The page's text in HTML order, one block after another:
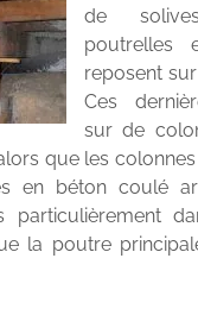
de
poutrelles
reposent
Ces
sur de
que les
en béton coulé
particulièrement
la poutre